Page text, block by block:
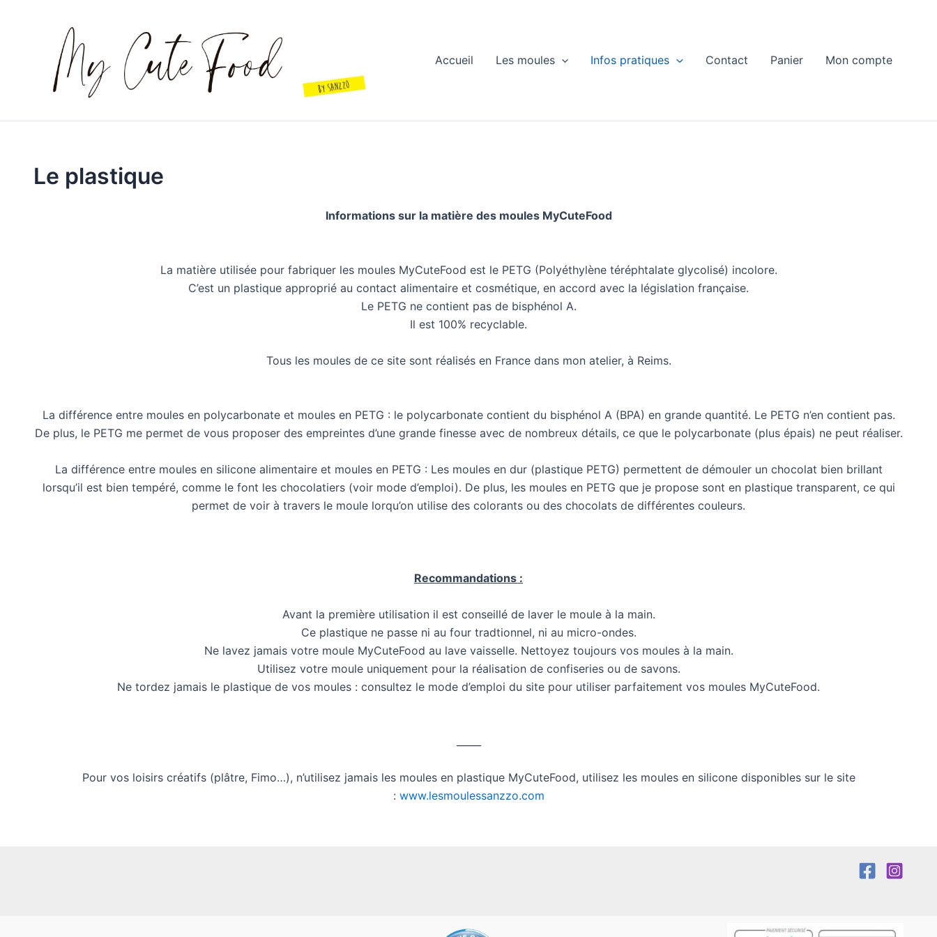
Accueil
Les moules Infos pratiques Contact Panier Mon compte
Le plastique
Informations sur la matière des moules MyCuteFood
La matière utilisée pour fabriquer les moules MyCuteFood est le PETG (Polyéthylène téréphtalate glycolisé) incolore.
C’est un plastique approprié au contact alimentaire et cosmétique, en accord avec la législation française.
Le PETG ne contient pas de bisphénol A.
Il est 100% recyclable.
Tous les moules de ce site sont réalisés en France dans mon atelier, à Reims.
La différence entre moules en polycarbonate et moules en PETG : le polycarbonate contient du bisphénol A (BPA) en grande quantité. Le PETG n’en contient pas.
De plus, le PETG me permet de vous proposer des empreintes d’une grande finesse avec de nombreux détails, ce que le polycarbonate (plus épais) ne peut réaliser.
La différence entre moules en silicone alimentaire et moules en PETG : Les moules en dur (plastique PETG) permettent de démouler un chocolat bien brillant
lorsqu’il est bien tempéré, comme le font les chocolatiers (voir mode d’emploi). De plus, les moules en PETG que je propose sont en plastique transparent, ce qui
permet de voir à travers le moule lorqu’on utilise des colorants ou des chocolats de différentes couleurs.
Recommandations :
Avant la première utilisation il est conseillé de laver le moule à la main.
Ce plastique ne passe ni au four tradtionnel, ni au micro-ondes.
Ne lavez jamais votre moule MyCuteFood au lave vaisselle. Nettoyez toujours vos moules à la main.
Utilisez votre moule uniquement pour la réalisation de confiseries ou de savons.
Ne tordez jamais le plastique de vos moules : consultez le mode d’emploi du site pour utiliser parfaitement vos moules MyCuteFood.
Pour vos loisirs créatifs (plâtre, Fimo…), n’utilisez jamais les moules en plastique MyCuteFood, utilisez les moules en silicone disponibles sur le site
: www.lesmoulessanzzo.com